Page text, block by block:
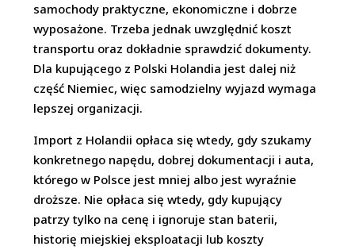
samochody praktyczne, ekonomiczne i dobrze
wyposażone. Trzeba jednak uwzględnić koszt
transportu oraz dokładnie sprawdzić dokumenty.
Dla kupującego z Polski Holandia jest dalej niż
część Niemiec, więc samodzielny wyjazd wymaga
lepszej organizacji.
Import z Holandii opłaca się wtedy, gdy szukamy
konkretnego napędu, dobrej dokumentacji i auta,
którego w Polsce jest mniej albo jest wyraźnie
droższe. Nie opłaca się wtedy, gdy kupujący
patrzy tylko na cenę i ignoruje stan baterii,
historię miejskiej eksploatacji lub koszty